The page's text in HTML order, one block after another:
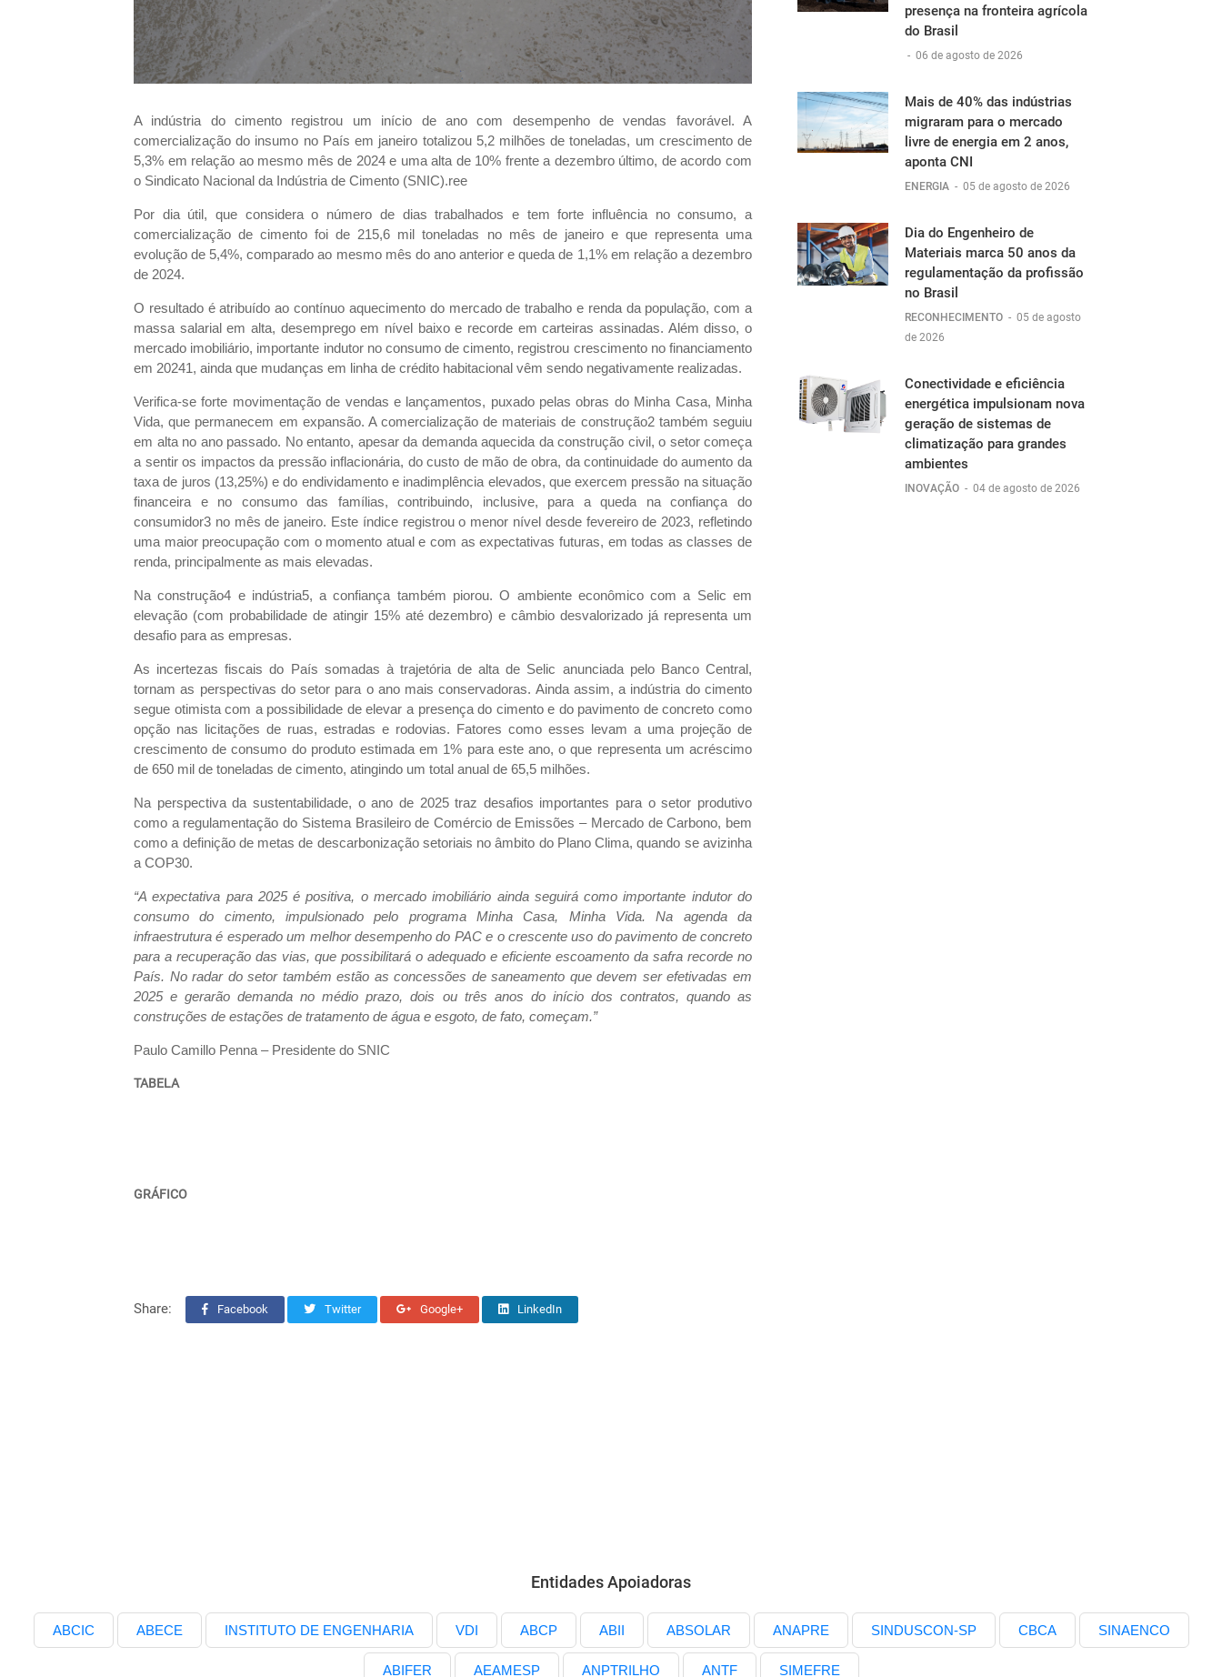
A indústria do cimento registrou um início de ano com desempenho de vendas favorável. A
comercialização do insumo no País em janeiro totalizou 5,2 milhões de toneladas, um crescimento de
5,3% em relação ao mesmo mês de 2024 e uma alta de 10% frente a dezembro último, de acordo com
o Sindicato Nacional da Indústria de Cimento (SNIC).ree
Por dia útil, que considera o número de dias trabalhados e tem forte influência no consumo, a
comercialização de cimento foi de 215,6 mil toneladas no mês de janeiro e que representa uma
evolução de 5,4%, comparado ao mesmo mês do ano anterior e queda de 1,1% em relação a dezembro
de 2024.
O resultado é atribuído ao contínuo aquecimento do mercado de trabalho e renda da população, com a
massa salarial em alta, desemprego em nível baixo e recorde em carteiras assinadas. Além disso, o
mercado imobiliário, importante indutor no consumo de cimento, registrou crescimento no financiamento
em 20241, ainda que mudanças em linha de crédito habitacional vêm sendo negativamente realizadas.
Verifica-se forte movimentação de vendas e lançamentos, puxado pelas obras do Minha Casa, Minha
Vida, que permanecem em expansão. A comercialização de materiais de construção2 também seguiu
em alta no ano passado. No entanto, apesar da demanda aquecida da construção civil, o setor começa
a sentir os impactos da pressão inflacionária, do custo de mão de obra, da continuidade do aumento da
taxa de juros (13,25%) e do endividamento e inadimplência elevados, que exercem pressão na situação
financeira e no consumo das famílias, contribuindo, inclusive, para a queda na confiança do
consumidor3 no mês de janeiro. Este índice registrou o menor nível desde fevereiro de 2023, refletindo
uma maior preocupação com o momento atual e com as expectativas futuras, em todas as classes de
renda, principalmente as mais elevadas.
Na construção4 e indústria5, a confiança também piorou. O ambiente econômico com a Selic em
elevação (com probabilidade de atingir 15% até dezembro) e câmbio desvalorizado já representa um
desafio para as empresas.
As incertezas fiscais do País somadas à trajetória de alta de Selic anunciada pelo Banco Central,
tornam as perspectivas do setor para o ano mais conservadoras. Ainda assim, a indústria do cimento
segue otimista com a possibilidade de elevar a presença do cimento e do pavimento de concreto como
opção nas licitações de ruas, estradas e rodovias. Fatores como esses levam a uma projeção de
crescimento de consumo do produto estimada em 1% para este ano, o que representa um acréscimo
de 650 mil de toneladas de cimento, atingindo um total anual de 65,5 milhões.
Na perspectiva da sustentabilidade, o ano de 2025 traz desafios importantes para o setor produtivo
como a regulamentação do Sistema Brasileiro de Comércio de Emissões – Mercado de Carbono, bem
como a definição de metas de descarbonização setoriais no âmbito do Plano Clima, quando se avizinha
a COP30.
“A expectativa para 2025 é positiva, o mercado imobiliário ainda seguirá como importante indutor do
consumo do cimento, impulsionado pelo programa Minha Casa, Minha Vida. Na agenda da
infraestrutura é esperado um melhor desempenho do PAC e o crescente uso do pavimento de concreto
para a recuperação das vias, que possibilitará o adequado e eficiente escoamento da safra recorde no
País. No radar do setor também estão as concessões de saneamento que devem ser efetivadas em
2025 e gerarão demanda no médio prazo, dois ou três anos do início dos contratos, quando as
construções de estações de tratamento de água e esgoto, de fato, começam.”
Paulo Camillo Penna – Presidente do SNIC
TABELA
GRÁFICO
Share: Facebook Twitter Google+ LinkedIn
presença na fronteira agrícola
do Brasil
- 06 de agosto de 2026
Mais de 40% das indústrias
migraram para o mercado
livre de energia em 2 anos,
aponta CNI
ENERGIA - 05 de agosto de 2026
Dia do Engenheiro de
Materiais marca 50 anos da
regulamentação da profissão
no Brasil
RECONHECIMENTO - 05 de agosto
de 2026
Conectividade e eficiência
energética impulsionam nova
geração de sistemas de
climatização para grandes
ambientes
INOVAÇÃO - 04 de agosto de 2026
Entidades Apoiadoras
ABCIC ABECE INSTITUTO DE ENGENHARIA VDI ABCP ABII ABSOLAR ANAPRE SINDUSCON-SP CBCA SINAENCO
ABIFER AEAMESP ANPTRILHO ANTF SIMEFRE